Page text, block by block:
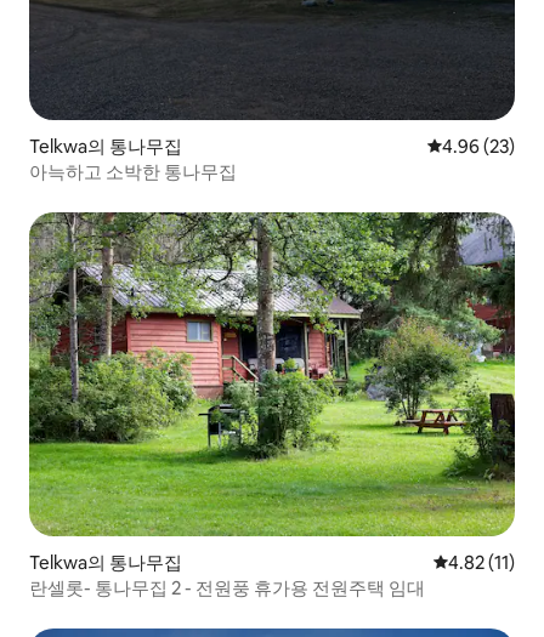
Telkwa의 통나무집 평점 4.96점(5
4.96 (23)
아늑하고 소박한 통나무집
Telkwa의 통나무집 평점 4.82점
4.82 (11)
란셀롯- 통나무집 2 - 전원풍 휴가용 전원주택 임대